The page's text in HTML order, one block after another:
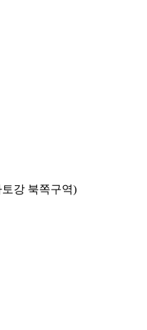
강 북쪽구역)